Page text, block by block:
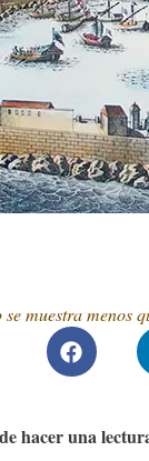
muestra menos
hacer una